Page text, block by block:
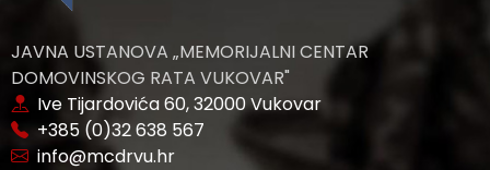
JAVNA USTANOVA „MEMORIJALNI CENTAR
DOMOVINSKOG RATA VUKOVAR"
Ive Tijardovića 60, 32000 Vukovar
+385 (0)32 638 567
info@mcdrvu.hr